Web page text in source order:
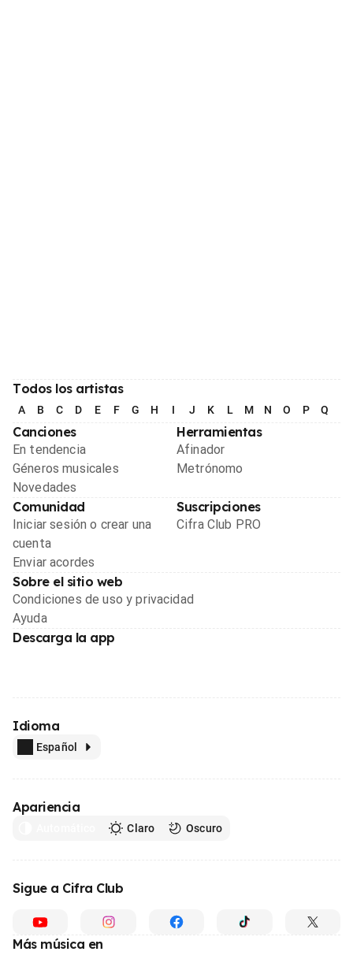
Todos los artistas
A B C D E F G H I J K L M N O P Q
Canciones
En tendencia
Géneros musicales
Novedades
Herramientas
Afinador
Metrónomo
Comunidad
Iniciar sesión o crear una
cuenta
Enviar acordes
Suscripciones
Cifra Club PRO
Sobre el sitio web
Condiciones de uso y privacidad
Ayuda
Descarga la app
Idioma
Español
Apariencia
Claro Oscuro
Sigue a Cifra Club
Más música en